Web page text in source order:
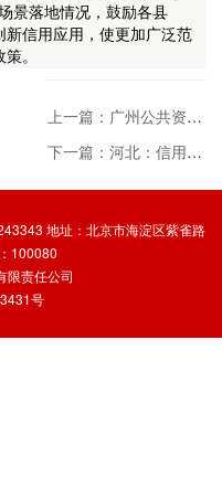
景落地情况，鼓励各县
新信用应用，使更加广泛范
。
上一篇：广州公共资源交易“信用评价体系2.0”正式发布
下一篇：河北：信用赋能企业融资
地址：北京市海淀区紫雀路
100080
限责任公司
号